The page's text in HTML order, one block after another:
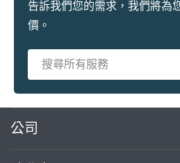
告訴我們您的需求，我們將為
價。
公司繼續完成